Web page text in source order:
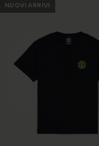
NUOVI ARRIVI